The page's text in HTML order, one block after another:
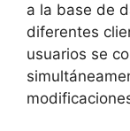
a la base de
diferentes
usuarios se